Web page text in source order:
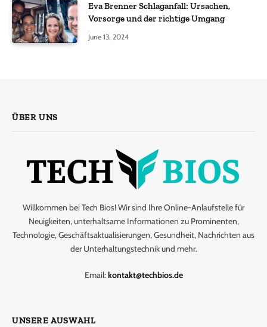
Eva Brenner Schlaganfall: Ursachen,
Vorsorge und der richtige Umgang
June 13, 2024
ÜBER UNS
Willkommen bei Tech Bios! Wir sind Ihre Online-Anlaufstelle für
Neuigkeiten, unterhaltsame Informationen zu Prominenten,
Technologie, Geschäftsaktualisierungen, Gesundheit, Nachrichten aus
der Unterhaltungstechnik und mehr.
Email:kontakt@techbios.de
UNSERE AUSWAHL